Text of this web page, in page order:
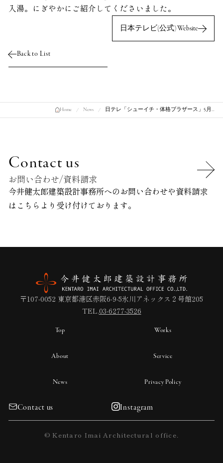
入湯。にぎやかにご紹介してくださいました。
日本テレビ(公式) Website
Back to List
Home News 日テレ「シューイチ・体格ブラザース」5月…
Contact us
お問い合わせ/資料請求
今井健太郎建築設計事務所へのお問い合わせや資料請求
は こちらより受け付けております。
〒107-0052 東京都港区赤阪6-9-5氷川アネックス２号館205
TEL.03-6277-3526
Top Works
About Service
News Privacy Policy
Contact us Instagram
© Kentaro Imai Architectural office.